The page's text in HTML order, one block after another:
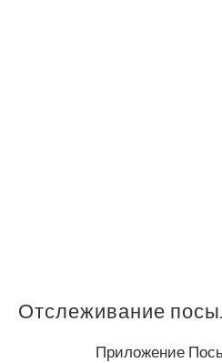
Отслеживание
Приложение